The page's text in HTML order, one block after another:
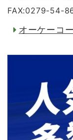
FAX:0279-54-
オーケーコ